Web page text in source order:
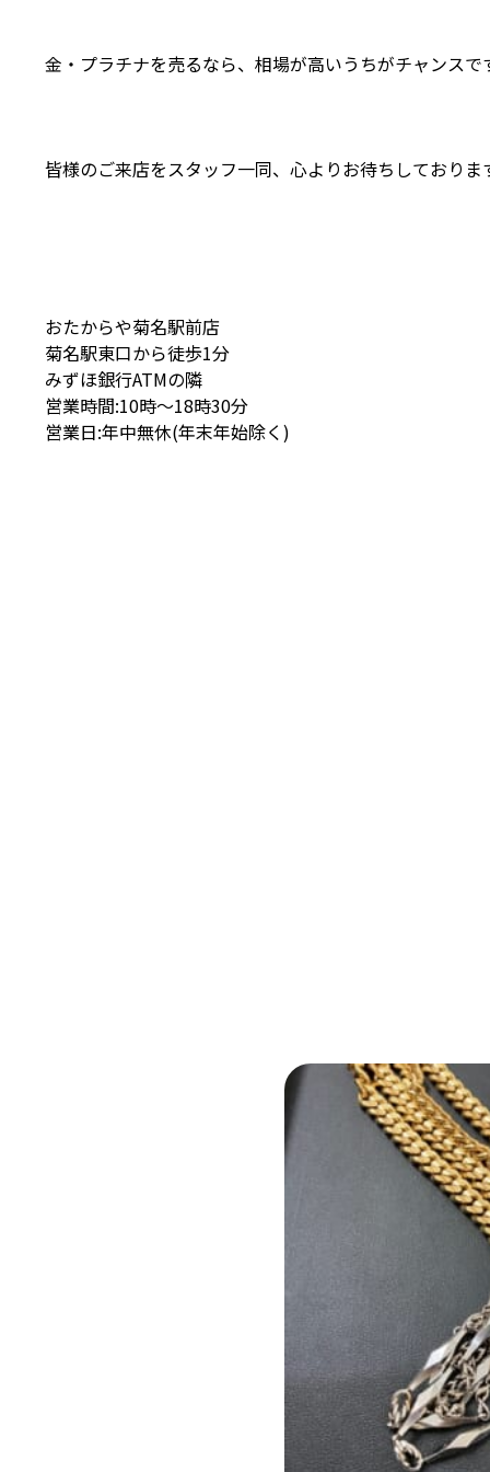
金・プラチナを売るなら、相場が高いうちがチャンスで
皆様のご来店をスタッフ一同、心よりお待ちしておりま
おたからや菊名駅前店
菊名駅東口から徒歩1分
みずほ銀行ATMの隣
営業時間:10時〜18時30分
営業日:年中無休(年末年始除く)